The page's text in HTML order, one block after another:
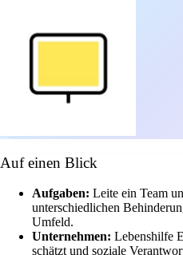
Auf einen Blick
Aufgaben: Leite ein Team
unterschiedlichen
Umfeld.
Unternehmen: Lebenshilfe
schätzt und soziale